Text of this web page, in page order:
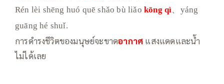
Rén lèi shēng huó quē shǎo bù liǎo kōng qì、yáng
guāng hé shuǐ.
การดำรงชีวิตของมนุษย์จะขาดอากาศ แสงแดดและน้ำ
ไม่ได้เลย